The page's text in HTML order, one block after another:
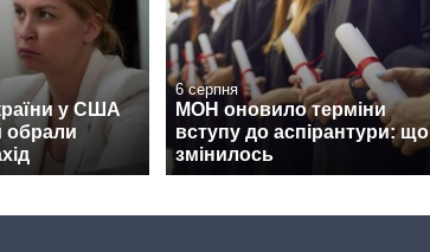
у США
обрали
6 серпня
МОН оновило терміни
вступу до аспірантури: що
змінилось